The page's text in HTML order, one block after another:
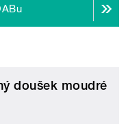
doušek moudré